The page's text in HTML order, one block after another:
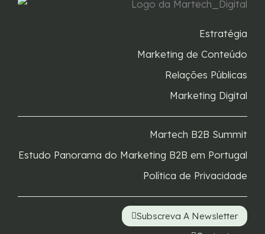
Estratégia
Marketing de Conteúdo
Relações Públicas
Marketing Digital
Martech B2B Summit
Estudo Panorama do Marketing B2B em Portugal
Política de Privacidade
Subscreva A Newsletter